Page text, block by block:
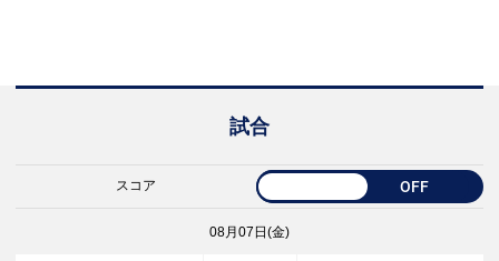
試合
スコア OFF
08月07日(金)